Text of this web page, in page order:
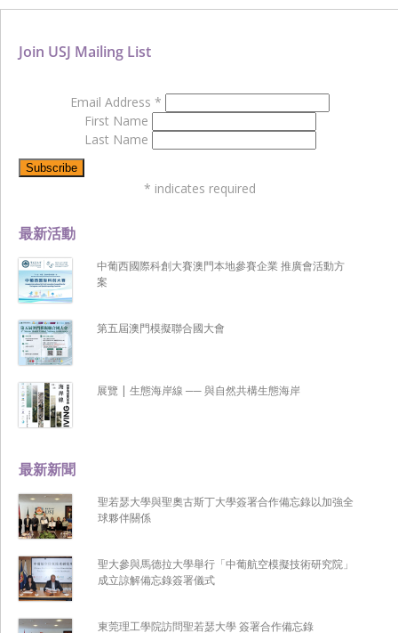
最新新聞
聖若瑟大學與聖奧古斯丁大學簽署合作備忘錄以加強全
球夥伴關係
聖大參與馬德拉大學舉行「中葡航空模擬技術研究院」
成立諒解備忘錄簽署儀式
東莞理工學院訪問聖若瑟大學 簽署合作備忘錄
最新活動
中葡西國際科創大賽澳門本地參賽企業 推廣會活動方
案
第五屆澳門模擬聯合國大會
展覽 | 生態海岸線 ── 與自然共構生態海岸
Join USJ Mailing List
Email Address *
First Name
Last Name
* indicates required